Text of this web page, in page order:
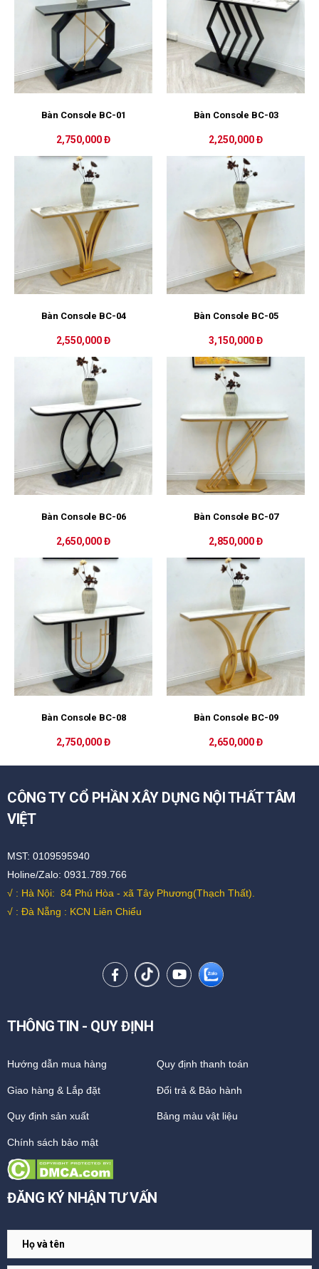
Bàn Console BC-01
2,750,000 Đ
Bàn Console BC-03
2,250,000 Đ
Bàn Console BC-04
2,550,000 Đ
Bàn Console BC-05
3,150,000 Đ
Bàn Console BC-06
2,650,000 Đ
Bàn Console BC-07
2,850,000 Đ
Bàn Console BC-08
2,750,000 Đ
Bàn Console BC-09
2,650,000 Đ
CÔNG TY CỔ PHẦN XÂY DỰNG NỘI THẤT TÂM
VIỆT
MST: 0109595940
Holine/Zalo: 0931.789.766
√ : Hà Nội: 84 Phú Hòa - xã Tây Phương(Thạch Thất).
√ : Đà Nẵng : KCN Liên Chiểu
THÔNG TIN - QUY ĐỊNH
Hướng dẫn mua hàng Quy định thanh toán
Giao hàng & Lắp đặt Đổi trả & Bảo hành
Quy định sản xuất Bảng màu vật liệu
Chính sách bảo mật
ĐĂNG KÝ NHẬN TƯ VẤN